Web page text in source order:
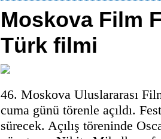
Moskova Film
Türk filmi
46. Moskova Uluslararası
cuma günü törenle açıldı.
sürecek. Açılış töreninde